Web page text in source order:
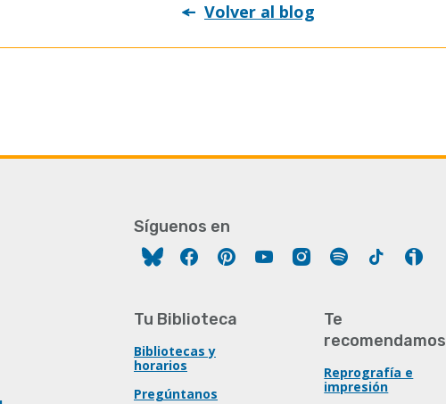
Volver al blog
Síguenos en
FacebookPinterestYouTubeInstagram
Spotify Tiktok
Tu Biblioteca
Bibliotecas y
horarios
Pregúntanos
Te
recomendamos
Reprografía e
impresión